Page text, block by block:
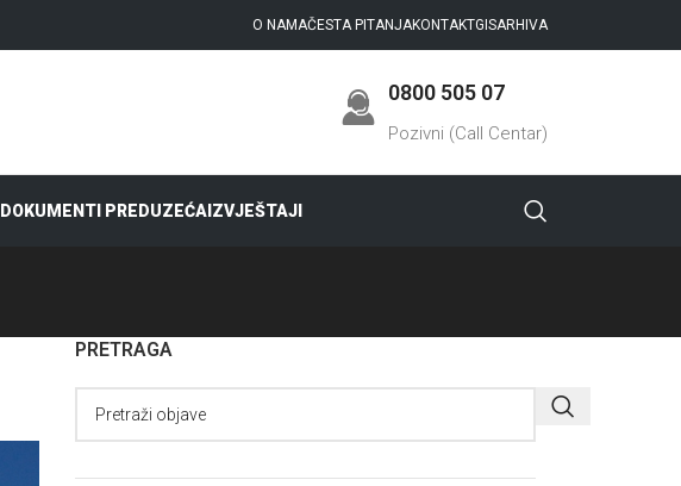
O NAMAČESTA PITANJAKONTAKTGISARHIVA
0800 505 07
Pozivni (Call Centar)
DOKUMENTI PREDUZEĆAIZVJEŠTAJI
PRETRAGA